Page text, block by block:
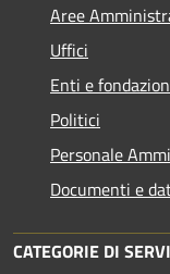
Aree
Uffici
Enti e
Politici
Personale
Documenti e
CATEGORIE DI